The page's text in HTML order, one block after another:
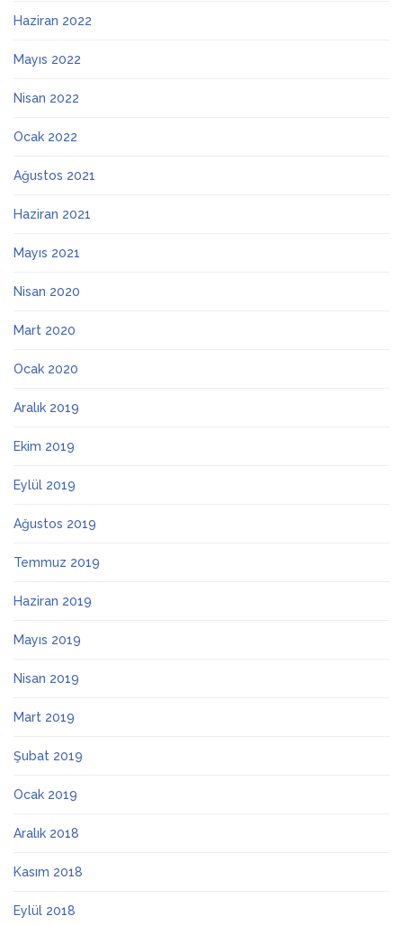
Haziran 2022
Mayıs 2022
Nisan 2022
Ocak 2022
Ağustos 2021
Haziran 2021
Mayıs 2021
Nisan 2020
Mart 2020
Ocak 2020
Aralık 2019
Ekim 2019
Eylül 2019
Ağustos 2019
Temmuz 2019
Haziran 2019
Mayıs 2019
Nisan 2019
Mart 2019
Şubat 2019
Ocak 2019
Aralık 2018
Kasım 2018
Eylül 2018